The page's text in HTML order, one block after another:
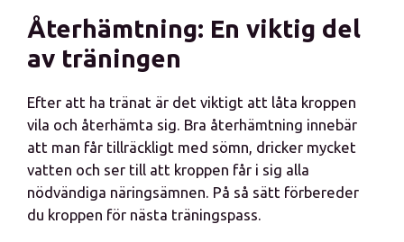
Återhämtning: En viktig del
av träningen
Efter att ha tränat är det viktigt att låta kroppen
vila och återhämta sig. Bra återhämtning innebär
att man får tillräckligt med sömn, dricker mycket
vatten och ser till att kroppen får i sig alla
nödvändiga näringsämnen. På så sätt förbereder
du kroppen för nästa träningspass.